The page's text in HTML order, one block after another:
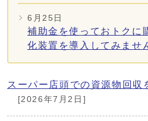
6月25日
補助金を使っておトクに
化装置を導入してみませ
スーパー店頭での資源物回収
[2026年7月2日]